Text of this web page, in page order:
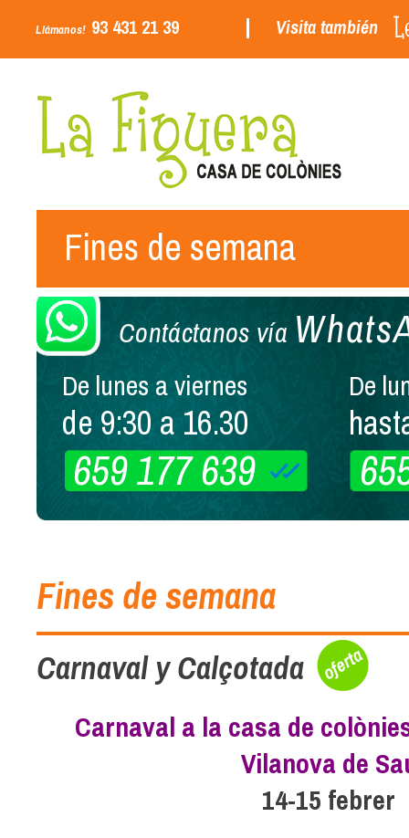
Llámanos! 93 431 21 39 Visita también
Fines de semana
Contáctanos vía
De lunes a viernes
de 9:30 a 16.30
659 177 639
De
Fines de semana
Carnaval y Calçotada
Carnaval a la casa de
Vilanova de
14-15 febrer